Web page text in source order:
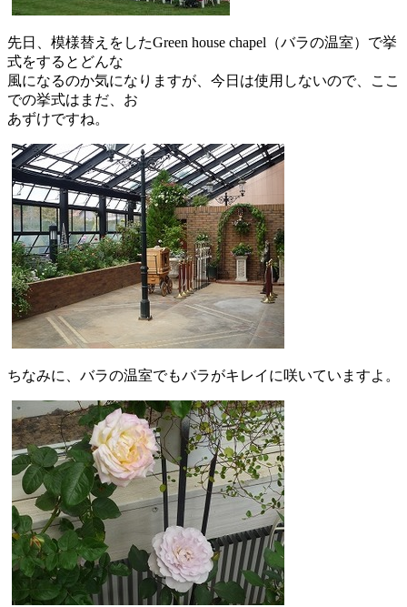
先日、模様替えをしたGreen house chapel（バラの温室）で挙
式をするとどんな
風になるのか気になりますが、今日は使用しないので、ここ
での挙式はまだ、お
あずけですね。
ちなみに、バラの温室でもバラがキレイに咲いていますよ。